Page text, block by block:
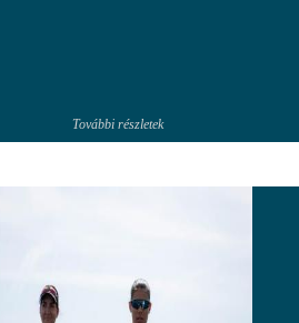
További részletek